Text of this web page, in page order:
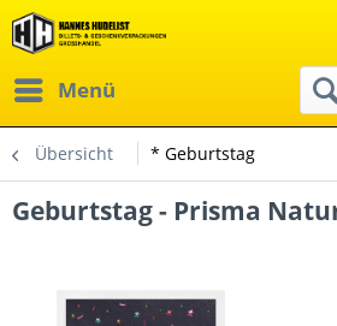
Menü
Übersicht * Geburtstag
Geburtstag - Prisma